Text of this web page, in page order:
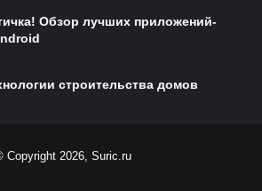
Обзор лучших приложений-
строительства домов
Copyright 2026, Suric.ru